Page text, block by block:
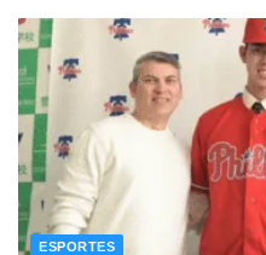
ESPORTES